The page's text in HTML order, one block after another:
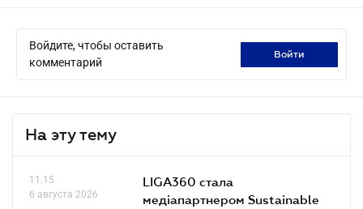
Войдите, чтобы оставить
комментарий
войти
На эту тему
11.15
6 августа 2026
LIGA360 стала
медіапартнером Sustainable